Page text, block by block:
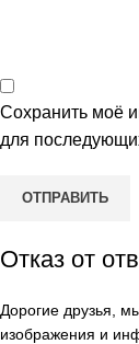
Сохранить моё
для
Отказ от
Дорогие друзья,
изображения и